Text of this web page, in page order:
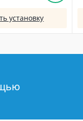
установку